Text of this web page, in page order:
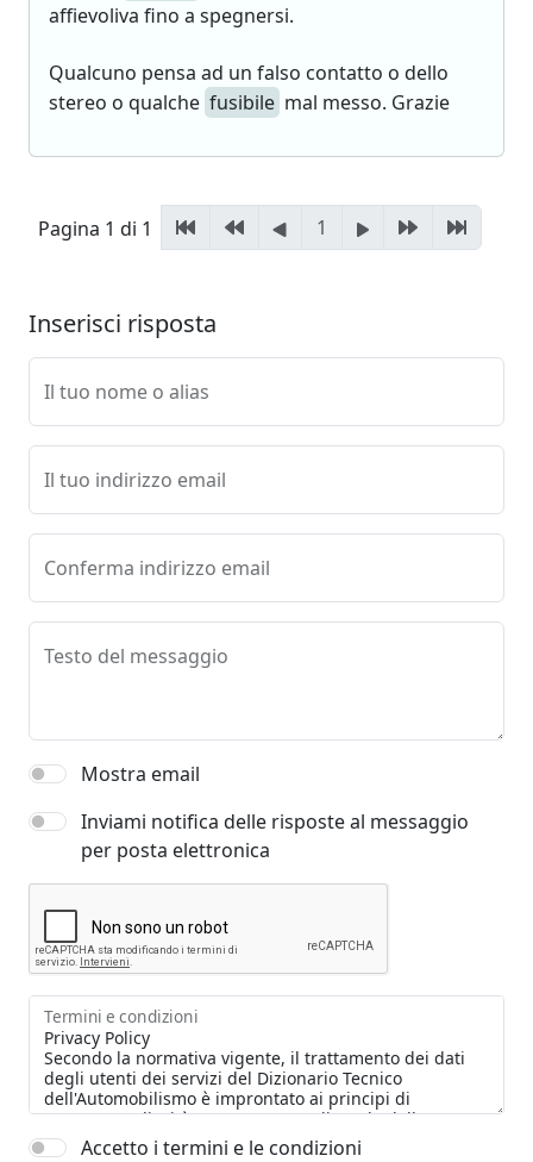
affievoliva fino a spegnersi.
Qualcuno pensa ad un falso contatto o dello
stereo o qualche fusibile mal messo. Grazie
Pagina 1 di 1 1
Inserisci risposta
Il tuo nome o alias
Il tuo indirizzo email
Conferma indirizzo email
Testo del messaggio
Mostra email
Inviami notifica delle risposte al messaggio
per posta elettronica
Termini e condizioni
Accetto i termini e le condizioni